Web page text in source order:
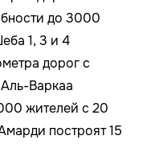
до 3000
1, 3 и 4
дорог с
Варкаа
жителей с 20
построят 15